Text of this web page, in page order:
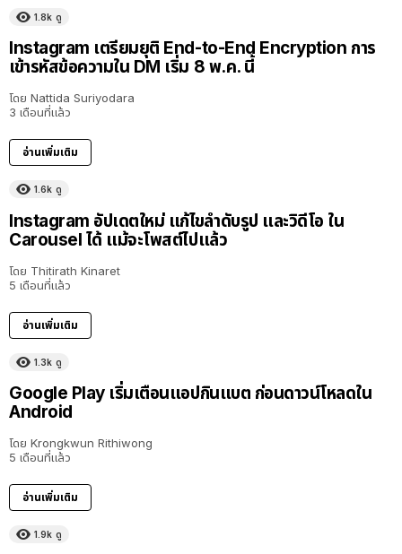
1.8k ดู
Instagram เตรียมยุติ End-to-End Encryption การ
เข้ารหัสข้อความใน DM เริ่ม 8 พ.ค. นี้
โดย Nattida Suriyodara
3 เดือนที่แล้ว
อ่านเพิ่มเติม
1.6k ดู
Instagram อัปเดตใหม่ แก้ไขลำดับรูป และวิดีโอ ใน
Carousel ได้ แม้จะโพสต์ไปแล้ว
โดย Thitirath Kinaret
5 เดือนที่แล้ว
อ่านเพิ่มเติม
1.3k ดู
Google Play เริ่มเตือนแอปกินแบต ก่อนดาวน์โหลดใน
Android
โดย Krongkwun Rithiwong
5 เดือนที่แล้ว
อ่านเพิ่มเติม
1.9k ดู